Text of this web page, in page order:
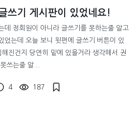
쓰기 게시판이 있었네요!
데 정회원이 아니라 글쓰기를 못하는줄 알고
었는데 오늘 보니 윗편에 글쓰기 버튼이 있
진건지 당연히 밑에 있을거라 생각해서 권
쓰는줄 알...
4 187